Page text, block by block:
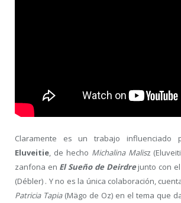
Claramente es un trabajo influenciado
Eluveitie , de hecho Michalina Malisz
zanfona en El Sueño de Deirdrejunto con
(Débler) . Y no es la única colaboración,
Patricia Tapia(Mägo de Oz) en el tema que